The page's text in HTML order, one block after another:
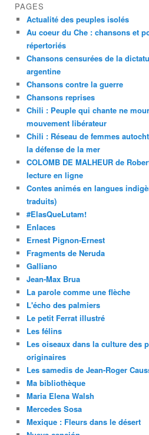
PAGES
Actualité des peuples isolés
Au coeur du Che : chansons et
répertoriés
Chansons censurées de la
argentine
Chansons contre la guerre
Chansons reprises
Chili : Peuple qui chante ne
mouvement libérateur
Chili : Réseau de femmes
la défense de la mer
COLOMB DE MALHEUR de
lecture en ligne
Contes animés en langues
traduits)
#ElasQueLutam!
Enlaces
Ernest Pignon-Ernest
Fragments de Neruda
Galliano
Jean-Max Brua
La parole comme une flèche
L'écho des palmiers
Le petit Ferrat illustré
Les félins
Les oiseaux dans la culture des
originaires
Les samedis de Jean-Roger
Ma bibliothèque
Maria Elena Walsh
Mercedes Sosa
Mexique : Fleurs dans le désert